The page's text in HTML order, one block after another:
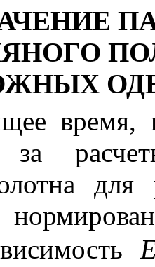
время,
за
для